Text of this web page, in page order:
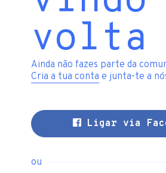
volta
Ainda não fazes parte da
Cria a tua conta e junta-te a
Ligar via
ou